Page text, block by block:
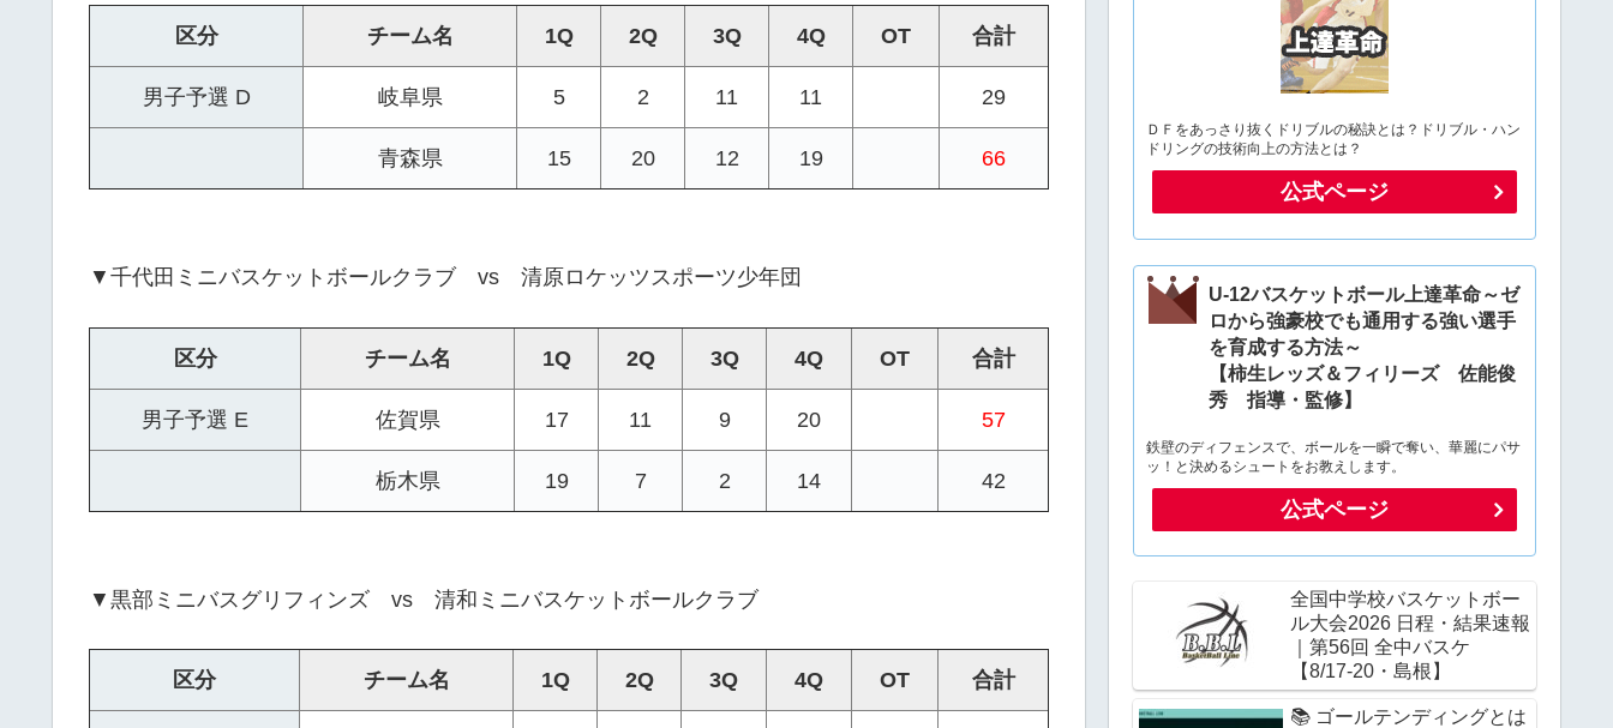
区分 チーム名 1Q 2Q 3Q 4Q OT 合計
男子予選 D 岐阜県 5 2 11 11 29
青森県 15 20 12 19 66
▼千代田ミニバスケットボールクラブ vs 清原ロケッツスポーツ少年団
区分 チーム名 1Q 2Q 3Q 4Q OT 合計
男子予選 E 佐賀県 17 11 9 20 57
栃木県 19 7 2 14 42
▼黒部ミニバスグリフィンズ vs 清和ミニバスケットボールクラブ
区分 チーム名 1Q 2Q 3Q 4Q OT 合計
ＤＦをあっさり抜くドリブルの秘訣とは？ドリブル・ハン
ドリングの技術向上の方法とは？
公式ページ
U-12バスケットボール上達革命～ゼ
ロから強豪校でも通用する強い選手
を育成する方法～
【柿生レッズ＆フィリーズ 佐能俊
秀 指導・監修】
鉄壁のディフェンスで、ボールを一瞬で奪い、華麗にパサ
ッ！と決めるシュートをお教えします。
公式ページ
全国中学校バスケットボー
ル大会2026 日程・結果速報
｜第56回 全中バスケ
【8/17-20・島根】
📚 ゴールテンディングとは